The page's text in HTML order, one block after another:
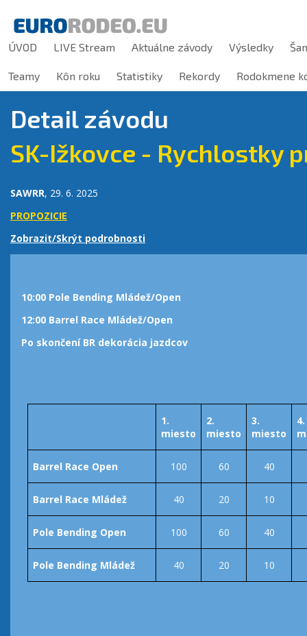
ÚVOD LIVE Stream Aktuálne závody Výsledky
Teamy Kôn roku Statistiky Rekordy Rodokmene
Detail závodu
SK-Ižkovce - Rychlostky
SAWRR, 29. 6. 2025
PROPOZICIE
Zobrazit/Skrýt podrobnosti
10:00 Pole Bending Mládež/Open
12:00 Barrel Race Mládež/Open
Po skončení BR dekorácia jazdcov
1.
miesto
2.
miesto
3.
miesto
4.
Barrel Race Open 100 60 40
Barrel Race Mládež 40 20 10
Pole Bending Open 100 60 40
Pole Bending Mládež 40 20 10